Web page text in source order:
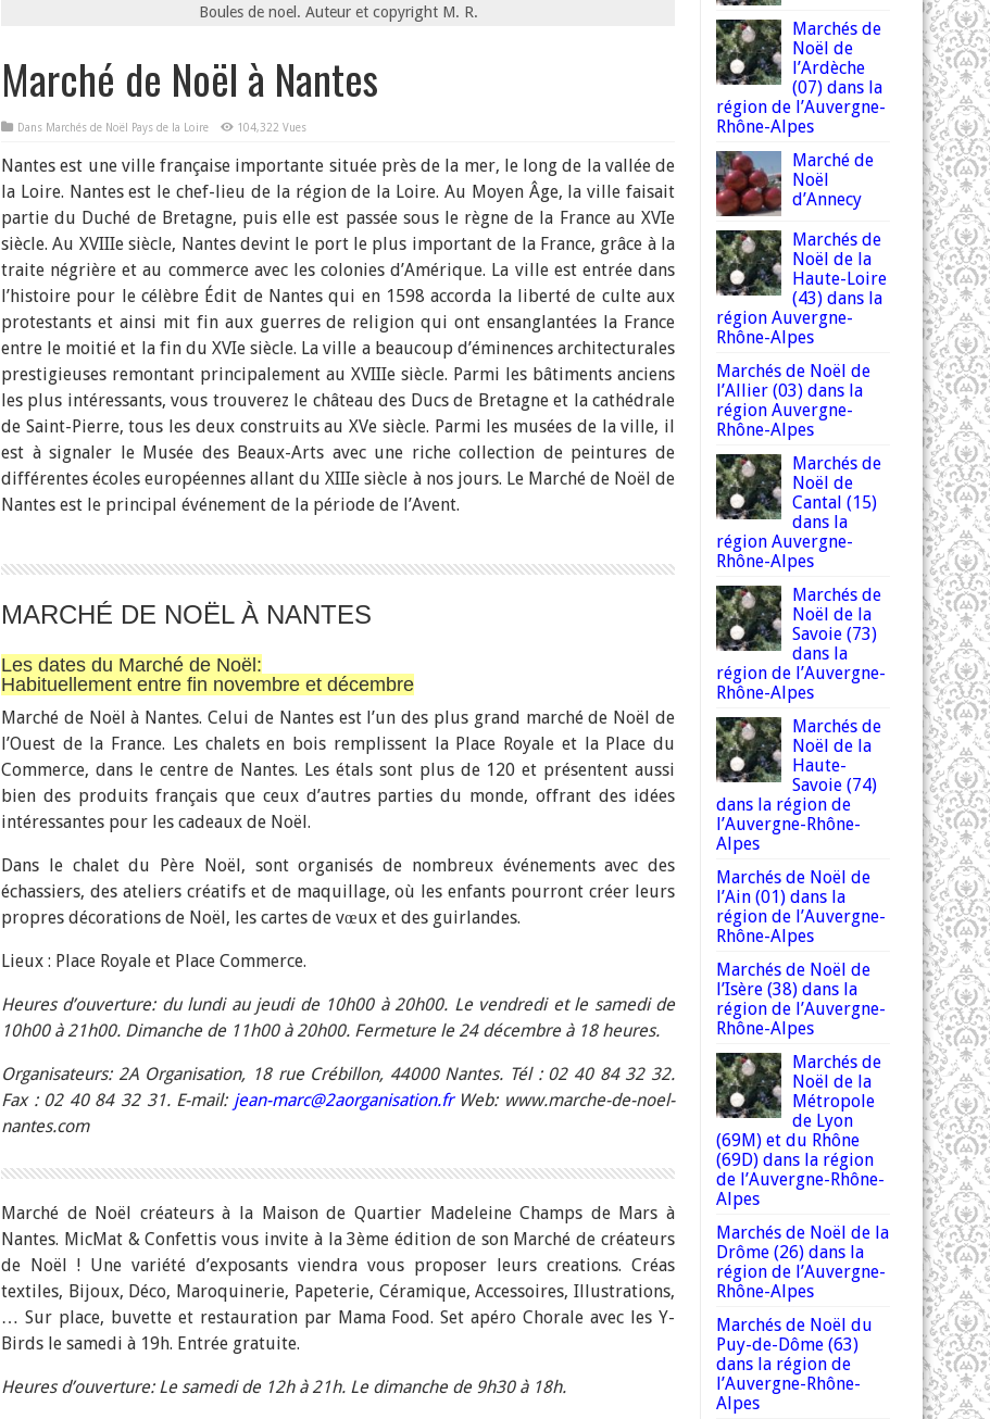
Boules de noel. Auteur et copyright M. R.
Marché de Noël à Nantes
Dans Marchés de Noël Pays de la Loire 104,322 Vues
Nantes est une ville française importante située près de la mer, le long de la vallée de
la Loire. Nantes est le chef-lieu de la région de la Loire. Au Moyen Âge, la ville faisait
partie du Duché de Bretagne, puis elle est passée sous le règne de la France au XVIe
siècle. Au XVIIIe siècle, Nantes devint le port le plus important de la France, grâce à la
traite négrière et au commerce avec les colonies d’Amérique. La ville est entrée dans
l’histoire pour le célèbre Édit de Nantes qui en 1598 accorda la liberté de culte aux
protestants et ainsi mit fin aux guerres de religion qui ont ensanglantées la France
entre le moitié et la fin du XVIe siècle. La ville a beaucoup d’éminences architecturales
prestigieuses remontant principalement au XVIIIe siècle. Parmi les bâtiments anciens
les plus intéressants, vous trouverez le château des Ducs de Bretagne et la cathédrale
de Saint-Pierre, tous les deux construits au XVe siècle. Parmi les musées de la ville, il
est à signaler le Musée des Beaux-Arts avec une riche collection de peintures de
différentes écoles européennes allant du XIIIe siècle à nos jours. Le Marché de Noël de
Nantes est le principal événement de la période de l’Avent.
MARCHÉ DE NOËL À NANTES
Les dates du Marché de Noël:
Habituellement entre fin novembre et décembre
Marché de Noël à Nantes. Celui de Nantes est l’un des plus grand marché de Noël de
l’Ouest de la France. Les chalets en bois remplissent la Place Royale et la Place du
Commerce, dans le centre de Nantes. Les étals sont plus de 120 et présentent aussi
bien des produits français que ceux d’autres parties du monde, offrant des idées
intéressantes pour les cadeaux de Noël.
Dans le chalet du Père Noël, sont organisés de nombreux événements avec des
échassiers, des ateliers créatifs et de maquillage, où les enfants pourront créer leurs
propres décorations de Noël, les cartes de vœux et des guirlandes.
Lieux : Place Royale et Place Commerce.
Heures d’ouverture: du lundi au jeudi de 10h00 à 20h00. Le vendredi et le samedi de
10h00 à 21h00. Dimanche de 11h00 à 20h00. Fermeture le 24 décembre à 18 heures.
Organisateurs: 2A Organisation, 18 rue Crébillon, 44000 Nantes. Tél : 02 40 84 32 32.
Fax : 02 40 84 32 31. E-mail: jean-marc@2aorganisation.frWeb: www.marche-de-noel-
nantes.com
Marché de Noël créateurs à la Maison de Quartier Madeleine Champs de Mars à
Nantes. MicMat & Confettis vous invite à la 3ème édition de son Marché de créateurs
de Noël ! Une variété d’exposants viendra vous proposer leurs creations. Créas
textiles, Bijoux, Déco, Maroquinerie, Papeterie, Céramique, Accessoires, Illustrations,
… Sur place, buvette et restauration par Mama Food. Set apéro Chorale avec les Y-
Birds le samedi à 19h. Entrée gratuite.
Heures d’ouverture: Le samedi de 12h à 21h. Le dimanche de 9h30 à 18h.
Marchés de
Noël de
l’Ardèche
(07) dans la
région de l’Auvergne-
Rhône-Alpes
Marché de
Noël
d’Annecy
Marchés de
Noël de la
Haute-Loire
(43) dans la
région Auvergne-
Rhône-Alpes
Marchés de Noël de
l’Allier (03) dans la
région Auvergne-
Rhône-Alpes
Marchés de
Noël de
Cantal (15)
dans la
région Auvergne-
Rhône-Alpes
Marchés de
Noël de la
Savoie (73)
dans la
région de l’Auvergne-
Rhône-Alpes
Marchés de
Noël de la
Haute-
Savoie (74)
dans la région de
l’Auvergne-Rhône-
Alpes
Marchés de Noël de
l’Ain (01) dans la
région de l’Auvergne-
Rhône-Alpes
Marchés de Noël de
l’Isère (38) dans la
région de l’Auvergne-
Rhône-Alpes
Marchés de
Noël de la
Métropole
de Lyon
(69M) et du Rhône
(69D) dans la région
de l’Auvergne-Rhône-
Alpes
Marchés de Noël de la
Drôme (26) dans la
région de l’Auvergne-
Rhône-Alpes
Marchés de Noël du
Puy-de-Dôme (63)
dans la région de
l’Auvergne-Rhône-
Alpes